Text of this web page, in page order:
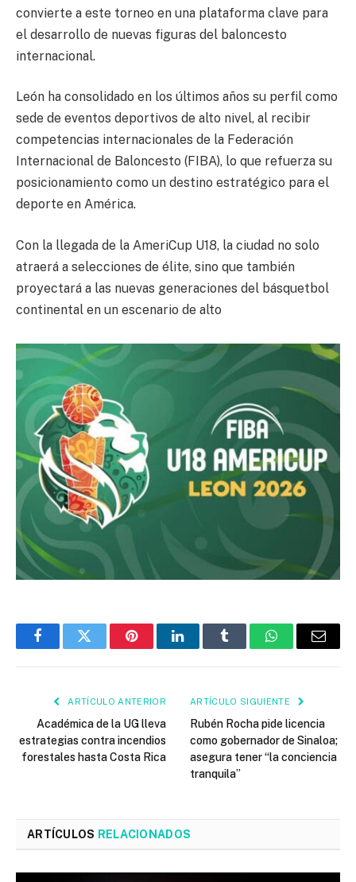
convierte a este torneo en una plataforma clave para
el desarrollo de nuevas figuras del baloncesto
internacional.
León ha consolidado en los últimos años su perfil como
sede de eventos deportivos de alto nivel, al recibir
competencias internacionales de la Federación
Internacional de Baloncesto (FIBA), lo que refuerza su
posicionamiento como un destino estratégico para el
deporte en América.
Con la llegada de la AmeriCup U18, la ciudad no solo
atraerá a selecciones de élite, sino que también
proyectará a las nuevas generaciones del básquetbol
continental en un escenario de alto
FacebookTwitter PinterestLinkedInTumblr WhatsAppEmail
ARTÍCULO ANTERIOR
Académica de la UG lleva
estrategias contra incendios
forestales hasta Costa Rica
ARTÍCULO SIGUIENTE
Rubén Rocha pide licencia
como gobernador de Sinaloa;
asegura tener “la conciencia
tranquila”
ARTÍCULOS RELACIONADOS